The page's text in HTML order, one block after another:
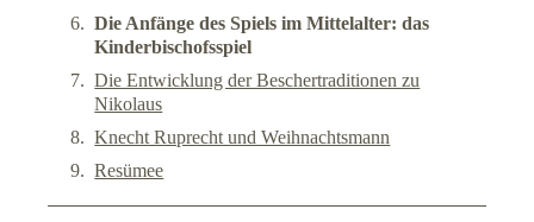
Suche
Links
Die Anfänge des Spiels im Mittelalter: das
Kinderbischofsspiel
Die Entwicklung der Beschertraditionen zu
Nikolaus
Knecht Ruprecht und Weihnachtsmann
Resümee